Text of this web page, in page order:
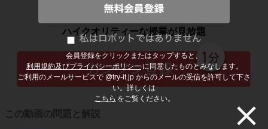
会員登録をクリックまたはタップすると、
利用規約及びプライバシーポリシー に同意したものとみなします。
ご利用のメールサービスで @try-it.jp からのメールの受信を許可して下さ
い。詳しくは
こちら をご覧ください。
子どもの勉強から大人の学び直しまで
ハイクオリティーな授業が見放題
この動画の問題と解説